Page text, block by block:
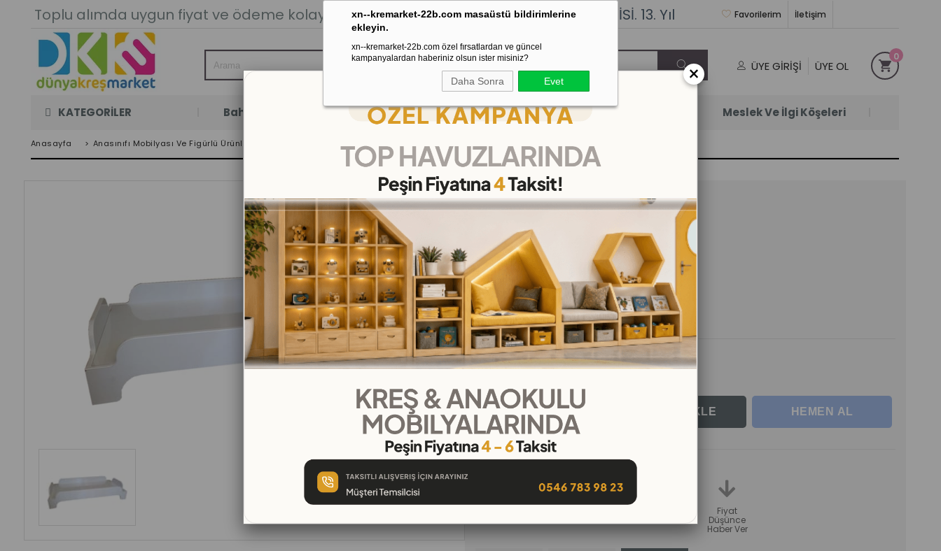
xn--kremarket-22b.com masaüstü bildirimlerine
ekleyin.
xn--kremarket-22b.com özel fırsatlardan ve güncel
kampanyalardan haberiniz olsun ister misiniz?
Daha Sonra Evet
Toplu alımda uygun fiyat ve ödeme kolaylığı. Stoktan Gönderim.% 100İADEGARANTİSİ. 13. Yıl İletişim
Favorilerim
ÜYE GIRIŞI ÜYE OL
0
KATEGORİLER Bahçe Oyun Odası Kaydırak Salıncak Tahterevalli Çok Satanlar Meslek Ve İlgi Köşeleri
Anasayfa > Anasınıfı Mobilyası Ve Figürlü Ürünler
Kreş Ahşap Uyku Kampeti
(KM2017-8)
%
17
İNDIRIM
₺3.299,00 (KDV Dahil)
₺2.750,00 (KDV Dahil)
Tahmini Teslim Süresi:20 Gün İçinde Teslim
₺229,17 `den başlayan taksitlerle
Fiyat
Düşünce
Haber Ver
×